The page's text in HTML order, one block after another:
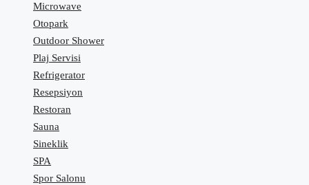
Microwave
Otopark
Outdoor Shower
Plaj Servisi
Refrigerator
Resepsiyon
Restoran
Sauna
Sineklik
SPA
Spor Salonu